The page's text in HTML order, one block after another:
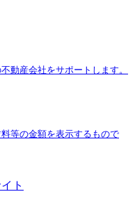
動産会社をサポートします。
等の金額を表示するもので
ト